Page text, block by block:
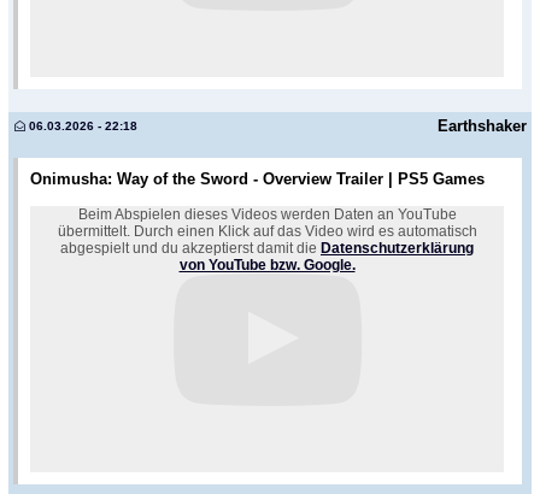
Earthshaker
06.03.2026 - 22:18
Onimusha: Way of the Sword - Overview Trailer | PS5 Games
Beim Abspielen dieses Videos werden Daten an YouTube
übermittelt. Durch einen Klick auf das Video wird es automatisch
abgespielt und du akzeptierst damit die Datenschutzerklärung
von YouTube bzw. Google.